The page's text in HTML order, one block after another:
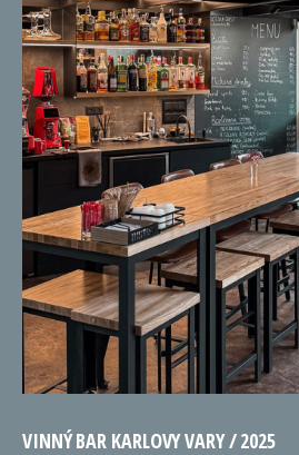
VINNÝ BAR KARLOVY VARY / 2025